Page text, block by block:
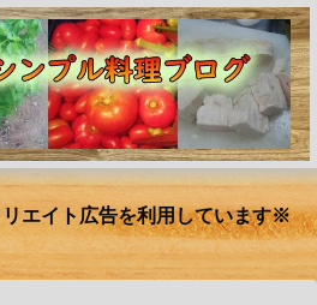
エイト広告を利用しています※